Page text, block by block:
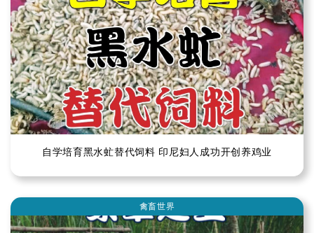
自学培育黑水虻替代饲料 印尼妇人成功开创养鸡业
禽畜世界